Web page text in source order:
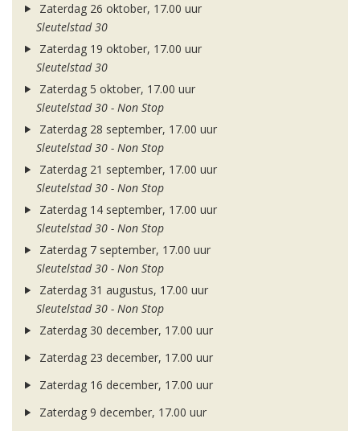
Zaterdag 26 oktober, 17.00 uur
Sleutelstad 30
Zaterdag 19 oktober, 17.00 uur
Sleutelstad 30
Zaterdag 5 oktober, 17.00 uur
Sleutelstad 30 - Non Stop
Zaterdag 28 september, 17.00 uur
Sleutelstad 30 - Non Stop
Zaterdag 21 september, 17.00 uur
Sleutelstad 30 - Non Stop
Zaterdag 14 september, 17.00 uur
Sleutelstad 30 - Non Stop
Zaterdag 7 september, 17.00 uur
Sleutelstad 30 - Non Stop
Zaterdag 31 augustus, 17.00 uur
Sleutelstad 30 - Non Stop
Zaterdag 30 december, 17.00 uur
Zaterdag 23 december, 17.00 uur
Zaterdag 16 december, 17.00 uur
Zaterdag 9 december, 17.00 uur